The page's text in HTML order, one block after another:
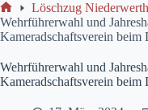
Start
Löschzug Niederwerth
Wehrführerwahl und
Kameradschaftsverein
Wehrführerwahl und
Kameradschaftsverein